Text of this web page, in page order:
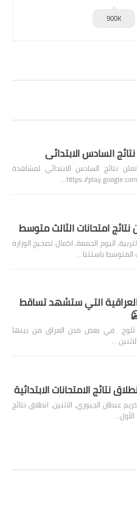
900K
السادس الابتدائي
نتائج السادس الابتدائي لمشاهدة
نتائج امتحانات الثالث متوسط
اليوم الجمعة، اكمال تصحيح الوزارة
المتوسط باستثنا…
التي ستشهد تساقط
ثلوج في بعض مدن العراق من بينها
نتائج الامتحانات الابتدائية
عبطان الجبوري، الاثنين، انطلاق نتائج
الأول…